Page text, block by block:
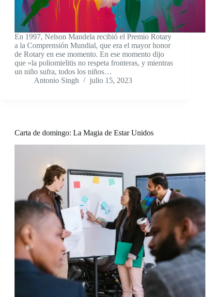
En 1997, Nelson Mandela recibió el Premio Rotary
a la Comprensión Mundial, que era el mayor honor
de Rotary en ese momento. En ese momento dijo
que «la poliomielitis no respeta fronteras, y mientras
un niño sufra, todos los niños…
Antonio Singh
julio 15, 2023
Carta de domingo: La Magia de Estar Unidos